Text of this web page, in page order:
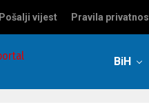
Pošalji vijest Pravila
BiH